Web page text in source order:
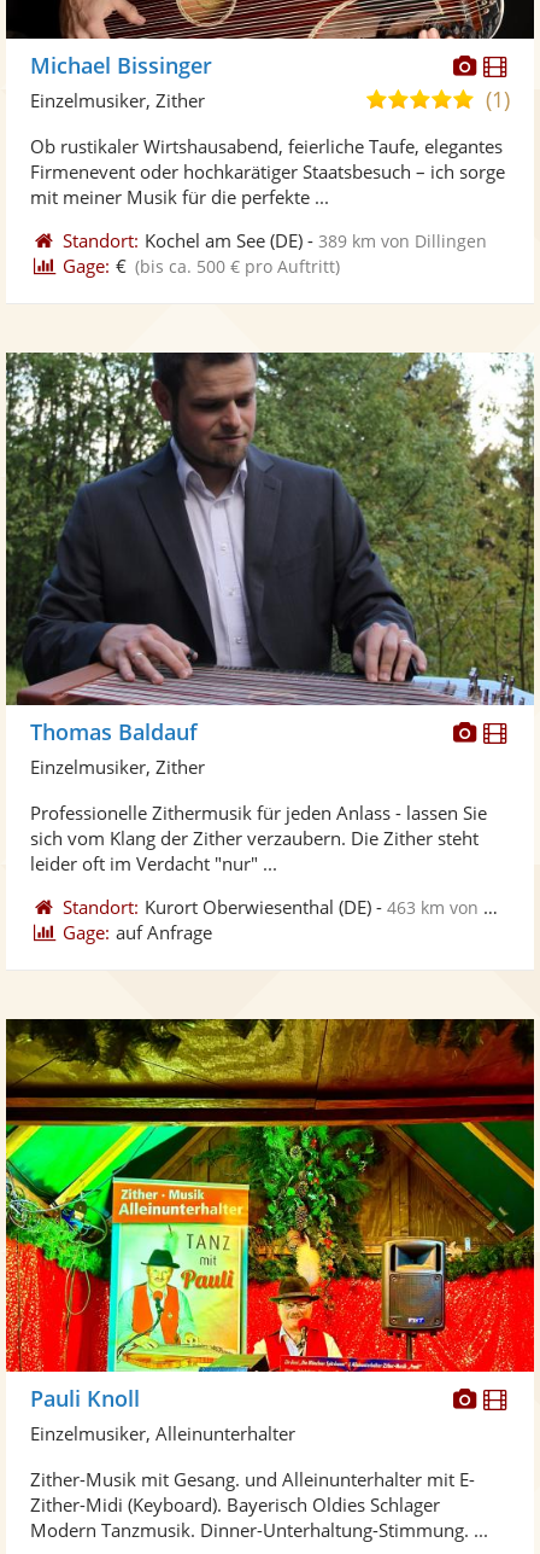
Fotos
Michael Bissinger
5,0
5
Sternen
(1)
Einzelmusiker, Zither
Ob rustikaler Wirtshausabend, feierliche Taufe, elegantes
Firmenevent oder hochkarätiger Staatsbesuch – ich sorge
mit meiner Musik für die perfekte ...
Standort: Kochel am See (DE) -389 km von Dillingen
Gage: € (bis ca. 500 € pro Auftritt)
Fotos
Thomas Baldauf
Einzelmusiker, Zither
Professionelle Zithermusik für jeden Anlass - lassen Sie
sich vom Klang der Zither verzaubern. Die Zither steht
leider oft im Verdacht "nur" ...
Standort: Kurort Oberwiesenthal (DE) -463 km von Dillingen
Gage: auf Anfrage
Pauli Knoll
Einzelmusiker, Alleinunterhalter
Zither-Musik mit Gesang. und Alleinunterhalter mit E-
Zither-Midi (Keyboard). Bayerisch Oldies Schlager
Modern Tanzmusik. Dinner-Unterhaltung-Stimmung. ...